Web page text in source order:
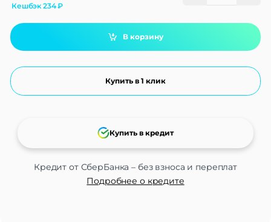
Кешбэк234₽
В корзину
Купить в 1 клик
Кредит от СберБанка – без взноса и переплат
Подробнее о кредите
Купить в кредит